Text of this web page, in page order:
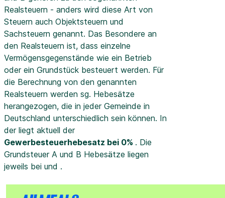
Realsteuern - anders wird diese Art von
Steuern auch Objektsteuern und
Sachsteuern genannt. Das Besondere an
den Realsteuern ist, dass einzelne
Vermögensgegenstände wie ein Betrieb
oder ein Grundstück besteuert werden. Für
die Berechnung von den genannten
Realsteuern werden sg. Hebesätze
herangezogen, die in jeder Gemeinde in
Deutschland unterschiedlich sein können. In
der liegt aktuell der
Gewerbesteuerhebesatz bei 0% . Die
Grundsteuer A und B Hebesätze liegen
jeweils bei und .